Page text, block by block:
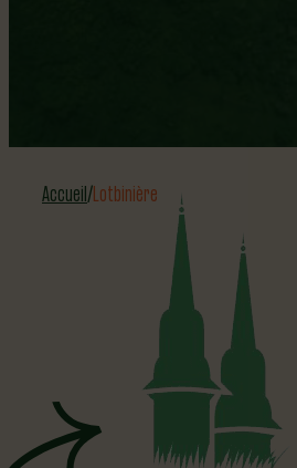
Accueil Lotbinière